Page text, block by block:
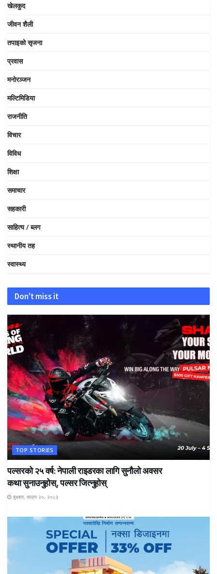
खेलकुद
जीवन शैली
तपाइको सृजना
प्रवास
मनोरञ्जन
मल्टिमिडिया
राजनीति
विचार
विविध
शिक्षा
समाचार
सहकारी
साहित्य / ब्लग
स्थानीय तह
स्वास्थ्य
Don't miss it
TOP STORIES
पल्सरको २५ वर्ष: नेपाली राइडरका लागि सुनौलो अवसर
कथा सुनाउनुहोस्, पल्सर जित्नुहोस्
बुधबार, साउन २०, २०८३